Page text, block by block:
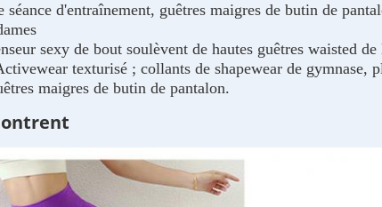
séance d'entraînement, guêtres maigres de butin de
sexy de bout soulèvent de hautes guêtres waisted
texturisé ; collants de shapewear de gymnase,
maigres de butin de pantalon.